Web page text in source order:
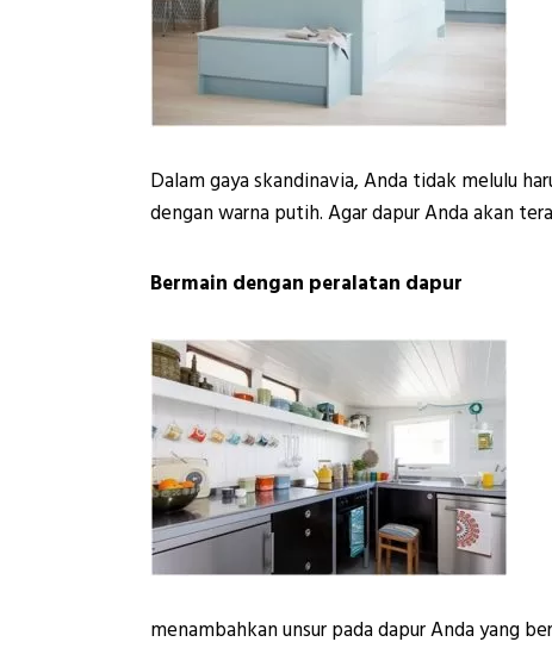
Dalam gaya skandinavia, Anda tidak melulu
dengan warna putih. Agar dapur Anda akan
Bermain dengan peralatan dapur
menambahkan unsur pada dapur Anda yang